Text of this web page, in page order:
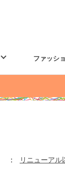
ファッシ
: リニューア